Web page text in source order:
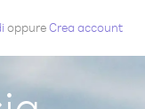
oppureCrea account